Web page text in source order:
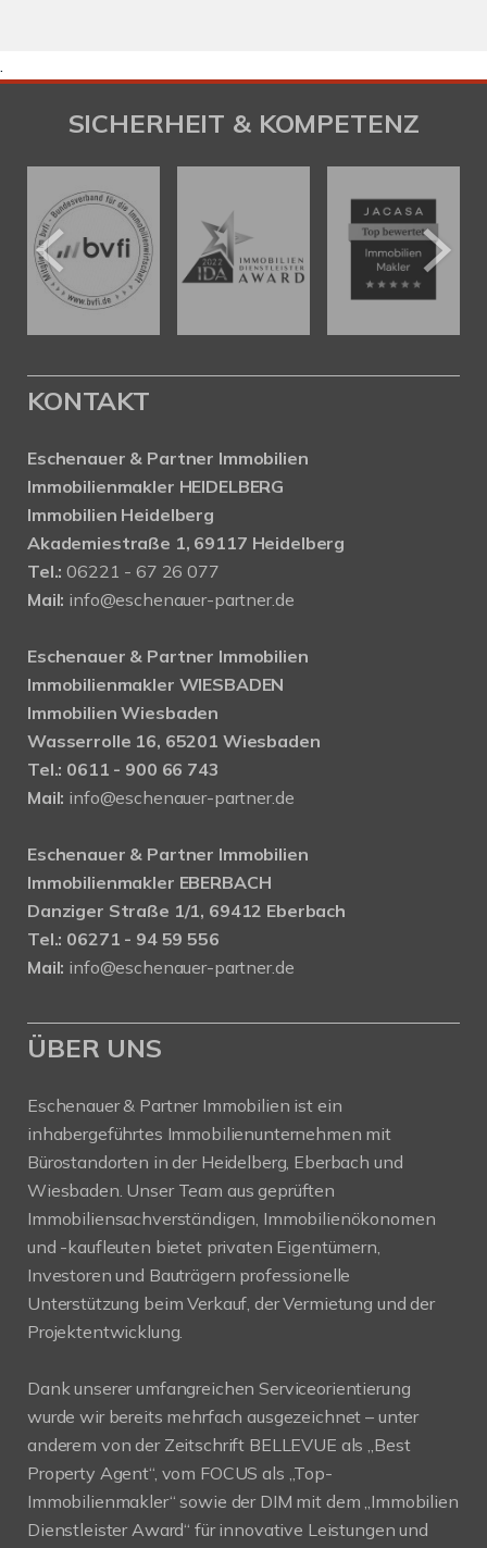
.
SICHERHEIT & KOMPETENZ
KONTAKT
Eschenauer & Partner Immobilien
Immobilienmakler HEIDELBERG
Immobilien Heidelberg
Akademiestraße 1, 69117 Heidelberg
Tel.:06221 - 67 26 077
Mail: info@eschenauer-partner.de
Eschenauer & Partner Immobilien
Immobilienmakler WIESBADEN
Immobilien Wiesbaden
Wasserrolle 16, 65201 Wiesbaden
Tel.: 0611 - 900 66 743
Mail: info@eschenauer-partner.de
Eschenauer & Partner Immobilien
Immobilienmakler EBERBACH
Danziger Straße 1/1, 69412 Eberbach
Tel.: 06271 - 94 59 556
Mail: info@eschenauer-partner.de
ÜBER UNS
Eschenauer & Partner Immobilien ist ein
inhabergeführtes Immobilienunternehmen mit
Bürostandorten in der Heidelberg, Eberbach und
Wiesbaden. Unser Team aus geprüften
Immobiliensachverständigen, Immobilienökonomen
und -kaufleuten bietet privaten Eigentümern,
Investoren und Bauträgern professionelle
Unterstützung beim Verkauf, der Vermietung und der
Projektentwicklung.
Dank unserer umfangreichen Serviceorientierung
wurde wir bereits mehrfach ausgezeichnet – unter
anderem von der Zeitschrift BELLEVUE als „Best
Property Agent“, vom FOCUS als „Top-
Immobilienmakler“ sowie der DIM mit dem „Immobilien
Dienstleister Award“ für innovative Leistungen und